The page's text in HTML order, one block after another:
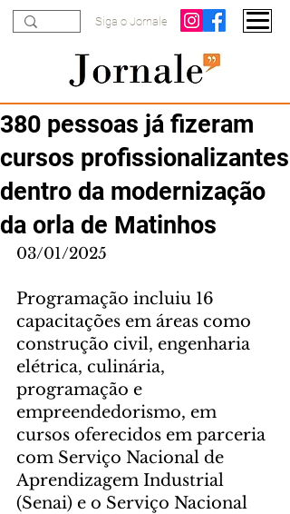
Siga o Jornale
380 pessoas já fizeram
cursos profissionalizantes
dentro da modernização
da orla de Matinhos
03/01/2025
Programação incluiu 16
capacitações em áreas como
construção civil, engenharia
elétrica, culinária,
programação e
empreendedorismo, em
cursos oferecidos em parceria
com Serviço Nacional de
Aprendizagem Industrial
(Senai) e o Serviço Nacional